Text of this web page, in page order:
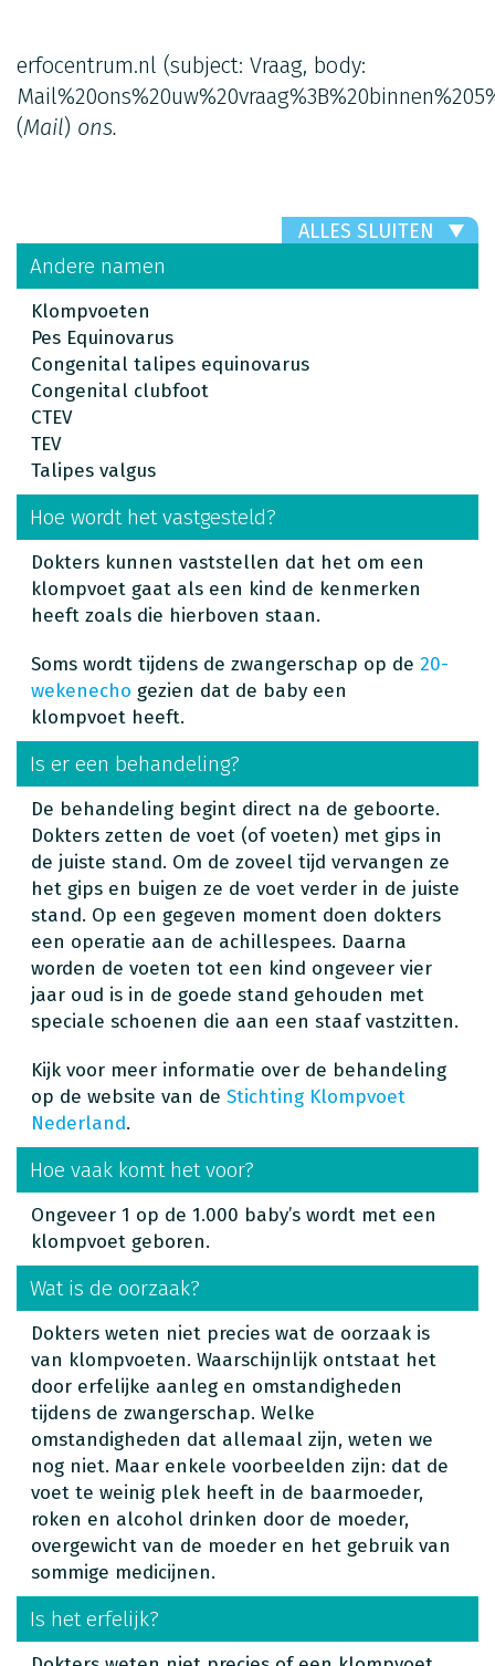
erfocentrum.nl (subject: Vraag, body:
(Mail) ons.
ALLES SLUITEN
Andere namen
Klompvoeten
Pes Equinovarus
Congenital talipes equinovarus
Congenital clubfoot
CTEV
TEV
Talipes valgus
Hoe wordt het vastgesteld?
Dokters kunnen vaststellen dat het om een
klompvoet gaat als een kind de kenmerken
heeft zoals die hierboven staan.
Soms wordt tijdens de zwangerschap op de 20-
wekenecho gezien dat de baby een
klompvoet heeft.
Is er een behandeling?
De behandeling begint direct na de geboorte.
Dokters zetten de voet (of voeten) met gips in
de juiste stand. Om de zoveel tijd vervangen ze
het gips en buigen ze de voet verder in de juiste
stand. Op een gegeven moment doen dokters
een operatie aan de achillespees. Daarna
worden de voeten tot een kind ongeveer vier
jaar oud is in de goede stand gehouden met
speciale schoenen die aan een staaf vastzitten.
Kijk voor meer informatie over de behandeling
op de website van de Stichting Klompvoet
Nederland.
Hoe vaak komt het voor?
Ongeveer 1 op de 1.000 baby’s wordt met een
klompvoet geboren.
Wat is de oorzaak?
Dokters weten niet precies wat de oorzaak is
van klompvoeten. Waarschijnlijk ontstaat het
door erfelijke aanleg en omstandigheden
tijdens de zwangerschap. Welke
omstandigheden dat allemaal zijn, weten we
nog niet. Maar enkele voorbeelden zijn: dat de
voet te weinig plek heeft in de baarmoeder,
roken en alcohol drinken door de moeder,
overgewicht van de moeder en het gebruik van
sommige medicijnen.
Is het erfelijk?